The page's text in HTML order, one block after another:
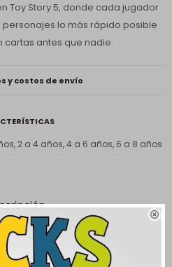

Toy Story 5, donde cada jugador
lo más rápido posible
cartas antes que nadie.
y costos de envío
2 a 4 años, 4 a 6 años, 6 a 8 años
los demás! Un juego de rapidez